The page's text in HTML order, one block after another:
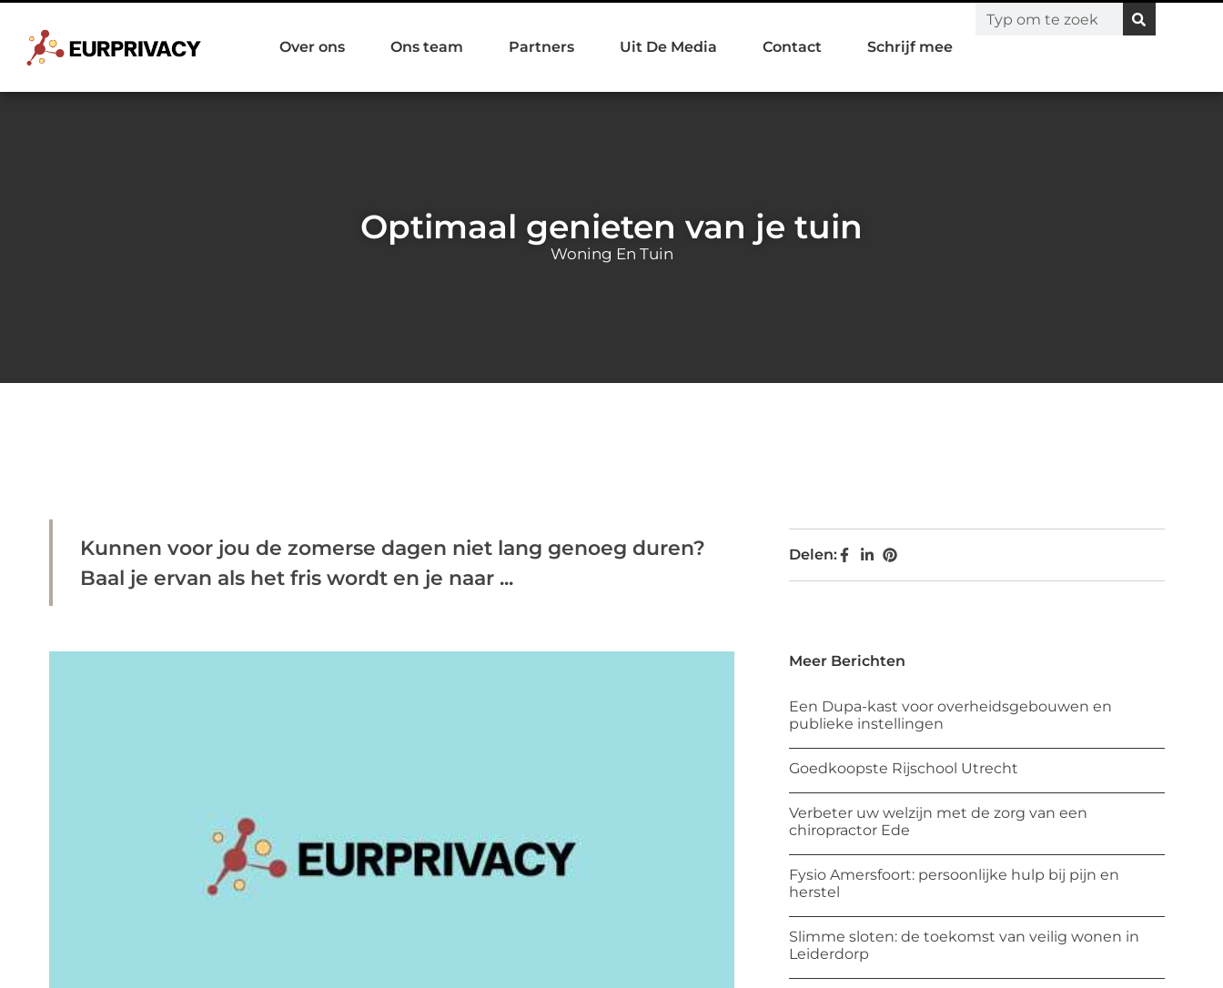
Over ons Ons team Partners Uit De Media Contact Schrijf mee
Optimaal genieten van je tuin
Woning En Tuin
Kunnen voor jou de zomerse dagen niet lang genoeg duren?
Baal je ervan als het fris wordt en je naar ...
Delen:
Meer Berichten
Een Dupa-kast voor overheidsgebouwen en
publieke instellingen
Goedkoopste Rijschool Utrecht
Verbeter uw welzijn met de zorg van een
chiropractor Ede
Fysio Amersfoort: persoonlijke hulp bij pijn en
herstel
Slimme sloten: de toekomst van veilig wonen in
Leiderdorp